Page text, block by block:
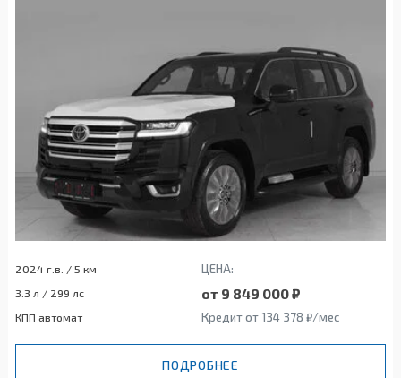
2024 г.в. / 5 км ЦЕНА:
3.3 л / 299 лс от 9 849 000 ₽
КПП автомат Кредит от 134 378 ₽/мес
ПОДРОБНЕЕ